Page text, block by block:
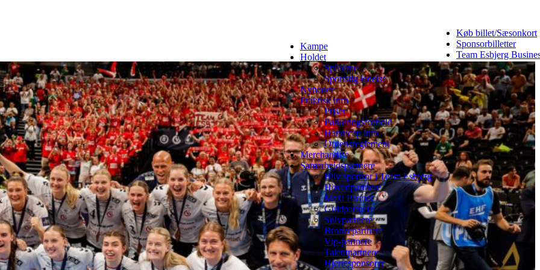
Køb billet/Sæsonkort
Sponsorbilletter
Team Esbjerg
Kampe
Holdet
Spillerne
Sportslig ledelse
Nyheder
Praktisk info
Priser
Parkeringsforhold
Handicap info
Ordensreglement
Merchandise
Samarbejdspartnere
Bliv sponsor i Team Esbjerg
Hovedpartnere
Maxi Partner
Guldpartnere
Sølvpartnere
Bronzepartnere
Vip-partnere
Talentpartnere
Hjertesponsorer